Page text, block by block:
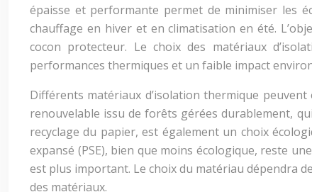
épaisse et performante permet de minimiser les
chauffage en hiver et en climatisation en été.
cocon protecteur. Le choix des matériaux
performances thermiques et un faible impact
Différents matériaux d’isolation thermique
renouvelable issu de forêts gérées durablement,
recyclage du papier, est également un choix
expansé (PSE), bien que moins écologique, reste
est plus important. Le choix du matériau dépendra
des matériaux.